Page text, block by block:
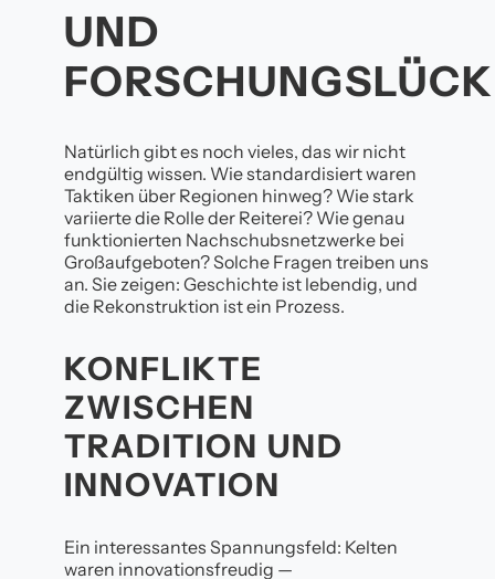
UND
Natürlich gibt es noch vieles, das wir nicht
endgültig wissen. Wie standardisiert waren
Taktiken über Regionen hinweg? Wie stark
variierte die Rolle der Reiterei? Wie genau
funktionierten Nachschubsnetzwerke bei
Großaufgeboten? Solche Fragen treiben uns
an. Sie zeigen: Geschichte ist lebendig, und
die Rekonstruktion ist ein Prozess.
KONFLIKTE
ZWISCHEN
TRADITION UND
INNOVATION
Ein interessantes Spannungsfeld: Kelten
waren innovationsfreudig —